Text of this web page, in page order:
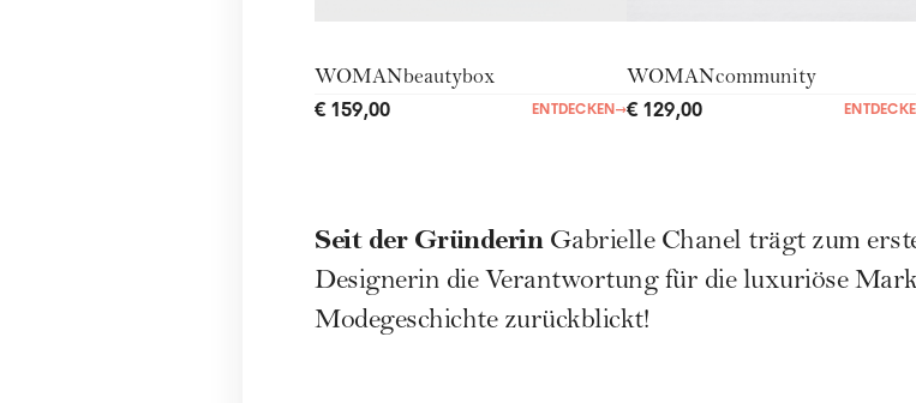
WOMANbeautybox
€ 159,00 ENTDECKEN→
WOMANcommunity
€ 129,00
Seit der Gründerin Gabrielle Chanel trägt zum
Designerin die Verantwortung für die luxuriöse
Modegeschichtezurückblickt!